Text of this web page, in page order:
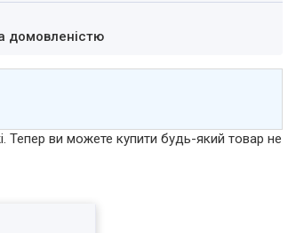
домовленістю
Тепер ви можете купити будь-який товар не